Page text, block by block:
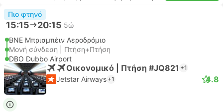
Πιο φτηνό
15:15 20:15 5ώ
BNE Μπρισμπέιν Αεροδρόμιο
Μονή σύνδεση | Πτήση+Πτήση
DBO Dubbo Airport
Οικονομικό | Πτήση #JQ821 +1
Jetstar Airways +1 4.8